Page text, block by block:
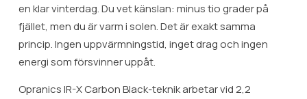
en klar vinterdag. Du vet känslan: minus tio grader på
fjället, men du är varm i solen. Det är exakt samma
princip. Ingen uppvärmningstid, inget drag och ingen
energi som försvinner uppåt.
Opranics IR-X Carbon Black-teknik arbetar vid 2,2